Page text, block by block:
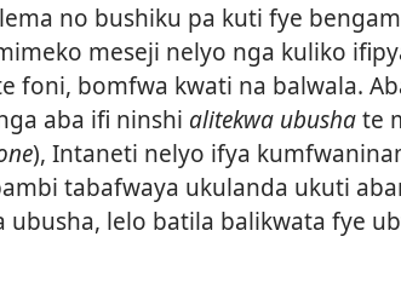
no bushiku pa kuti fye
meseji nelyo nga kuliko
foni, bomfwa kwati na balwala.
aba ifi ninshi alitekwa ubushate
), Intaneti nelyo ifya
tabafwaya ukulanda ukuti
ubusha, lelo batila balikwata fye